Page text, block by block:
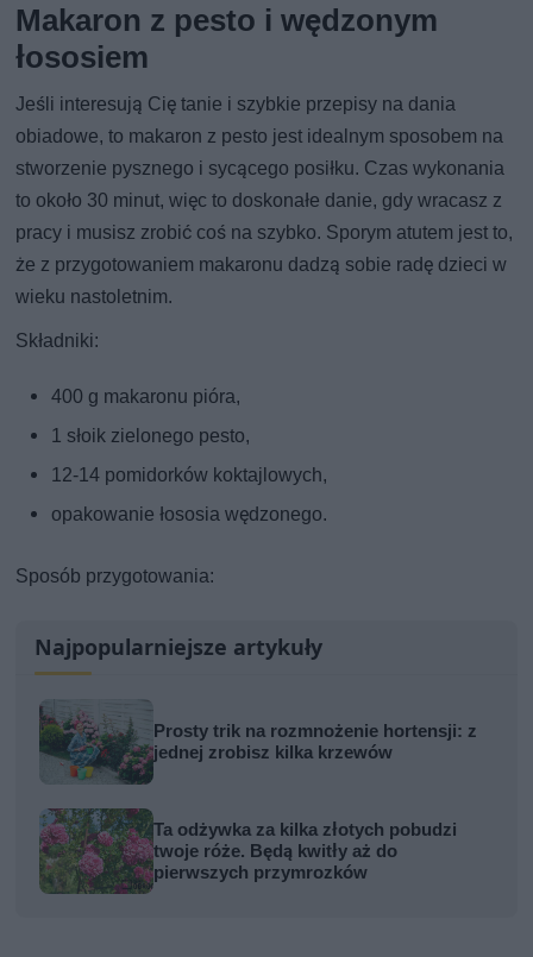
Makaron z pesto i wędzonym
łososiem
Jeśli interesują Cię tanie i szybkie przepisy na dania
obiadowe, to makaron z pesto jest idealnym sposobem na
stworzenie pysznego i sycącego posiłku. Czas wykonania
to około 30 minut, więc to doskonałe danie, gdy wracasz z
pracy i musisz zrobić coś na szybko. Sporym atutem jest to,
że z przygotowaniem makaronu dadzą sobie radę dzieci w
wieku nastoletnim.
Składniki:
400 g makaronu pióra,
1 słoik zielonego pesto,
12-14 pomidorków koktajlowych,
opakowanie łososia wędzonego.
Sposób przygotowania:
Najpopularniejsze artykuły
Prosty trik na rozmnożenie hortensji: z
jednej zrobisz kilka krzewów
Ta odżywka za kilka złotych pobudzi
twoje róże. Będą kwitły aż do
pierwszych przymrozków